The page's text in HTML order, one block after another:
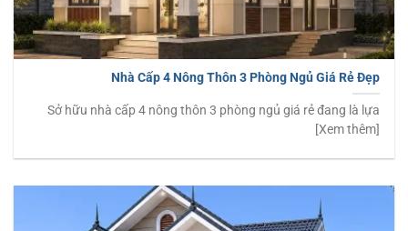
Nhà Cấp 4 Nông Thôn 3 Phòng Ngủ Giá Rẻ Đẹp
Sở hữu nhà cấp 4 nông thôn 3 phòng ngủ giá rẻ đang là lựa
[Xem thêm]